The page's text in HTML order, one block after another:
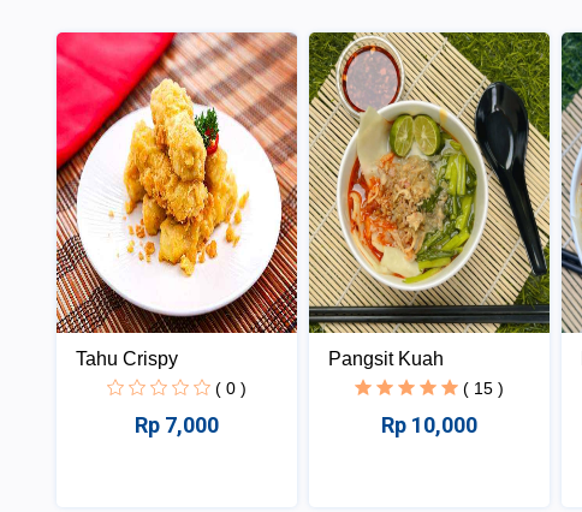
Tahu Crispy
( 0 )
Rp 7,000
Pangsit Kuah
( 15 )
Rp 10,000